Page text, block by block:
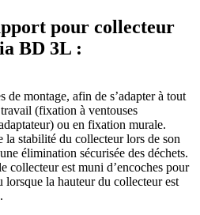
pour collecteur
BD 3L :
de montage, afin de s’adapter à tout
(fixation à ventouses
ou en fixation murale.
stabilité du collecteur lors de son
élimination sécurisée des déchets.
collecteur est muni d’encoches pour
lorsque la hauteur du collecteur est